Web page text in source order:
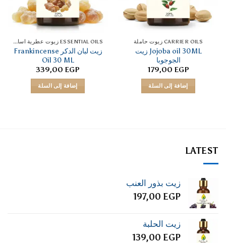
CARRIER OILS زيوت حاملة
Jojoba oil 30ML زيت
الجوجوبا
179,00 EGP
إضافة إلى السلة
ESSENTIAL OILS زيوت عطرية اساسية
زيت لبان الدكر Frankincense
Oil 30 ML
339,00 EGP
إضافة إلى السلة
LATEST
زيت بذور العنب
197,00 EGP
زيت الحلبة
139,00 EGP